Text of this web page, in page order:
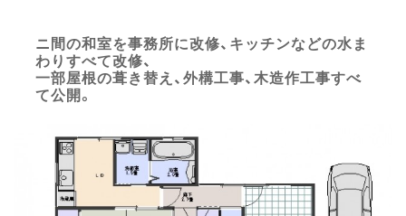
ニ間の和室を事務所に改修、キッチンなどの水ま
わりすべて改修、
一部屋根の葺き替え、外構工事、木造作工事すべ
て公開。